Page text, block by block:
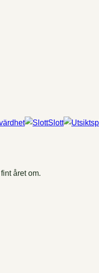
Slott
året om.